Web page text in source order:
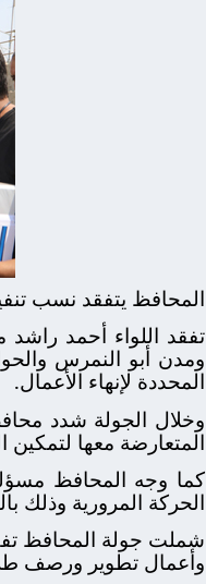
المحافظ يتفقد نسب
تفقد اللواء أحمد
ومدن أبو النمرس
المحددة لإنهاء الأعمال.
وخلال الجولة شدد
المتعارضة معها لتمكين
كما وجه المحافظ
الحركة المرورية وذلك
شملت جولة المحافظ
وأعمال تطوير ورصف